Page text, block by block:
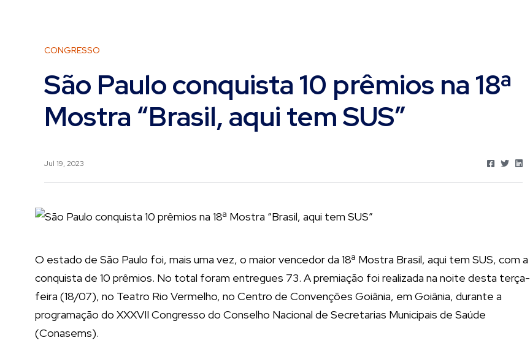
CONGRESSO
São Paulo conquista 10 prêmios na 18ª
Mostra “Brasil, aqui tem SUS”
Jul 19, 2023
O estado de São Paulo foi, mais uma vez, o maior vencedor da 18ª Mostra Brasil, aqui tem SUS, com a
conquista de 10 prêmios. No total foram entregues 73. A premiação foi realizada na noite desta terça-
feira (18/07), no Teatro Rio Vermelho, no Centro de Convenções Goiânia, em Goiânia, durante a
programação do XXXVII Congresso do Conselho Nacional de Secretarias Municipais de Saúde
(Conasems).